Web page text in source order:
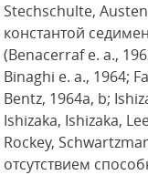
Stechschulte,
константой
(Benacerraf е. а.,
Binaghi е. a., 1964;
Bentz, 1964a, b;
Ishizaka, Ishizaka,
Rockey,
отсутствием